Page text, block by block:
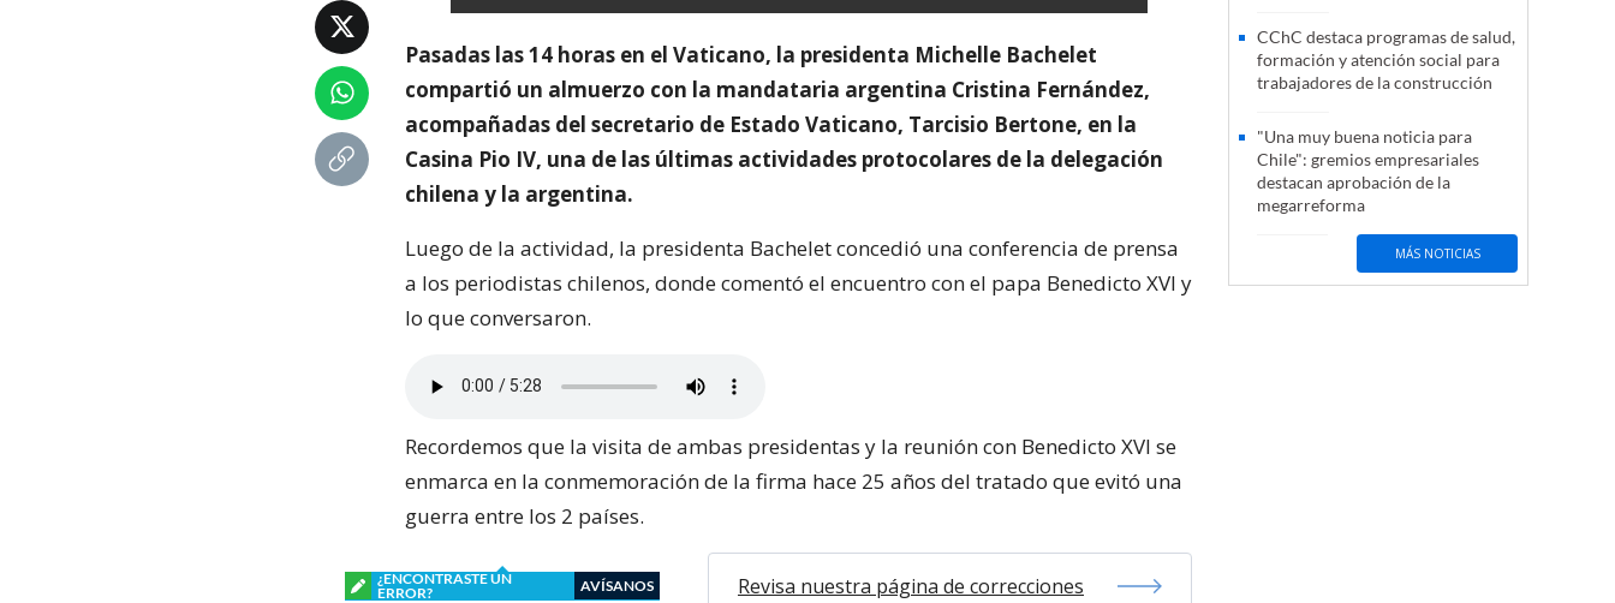
Pasadas las 14 horas en el Vaticano, la presidenta Michelle Bachelet
compartió un almuerzo con la mandataria argentina Cristina Fernández,
acompañadas del secretario de Estado Vaticano, Tarcisio Bertone, en la
Casina Pio IV, una de las últimas actividades protocolares de la delegación
chilena y la argentina.
Luego de la actividad, la presidenta Bachelet concedió una conferencia de prensa
a los periodistas chilenos, donde comentó el encuentro con el papa Benedicto XVI y
lo que conversaron.
Recordemos que la visita de ambas presidentas y la reunión con Benedicto XVI se
enmarca en la conmemoración de la firma hace 25 años del tratado que evitó una
guerra entre los 2 países.
¿ENCONTRASTE UN
ERROR?
AVÍSANOS Revisa nuestra página de correcciones
CChC destaca programas de salud,
formación y atención social para
trabajadores de la construcción
"Una muy buena noticia para
Chile": gremios empresariales
destacan aprobación de la
megarreforma
MÁS NOTICIAS